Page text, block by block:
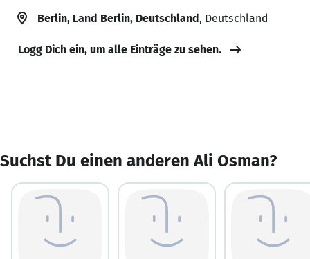
Berlin, Land Berlin, Deutschland, Deutschland
Logg Dich ein, um alle Einträge zu sehen.
Suchst Du einen anderen Ali Osman?